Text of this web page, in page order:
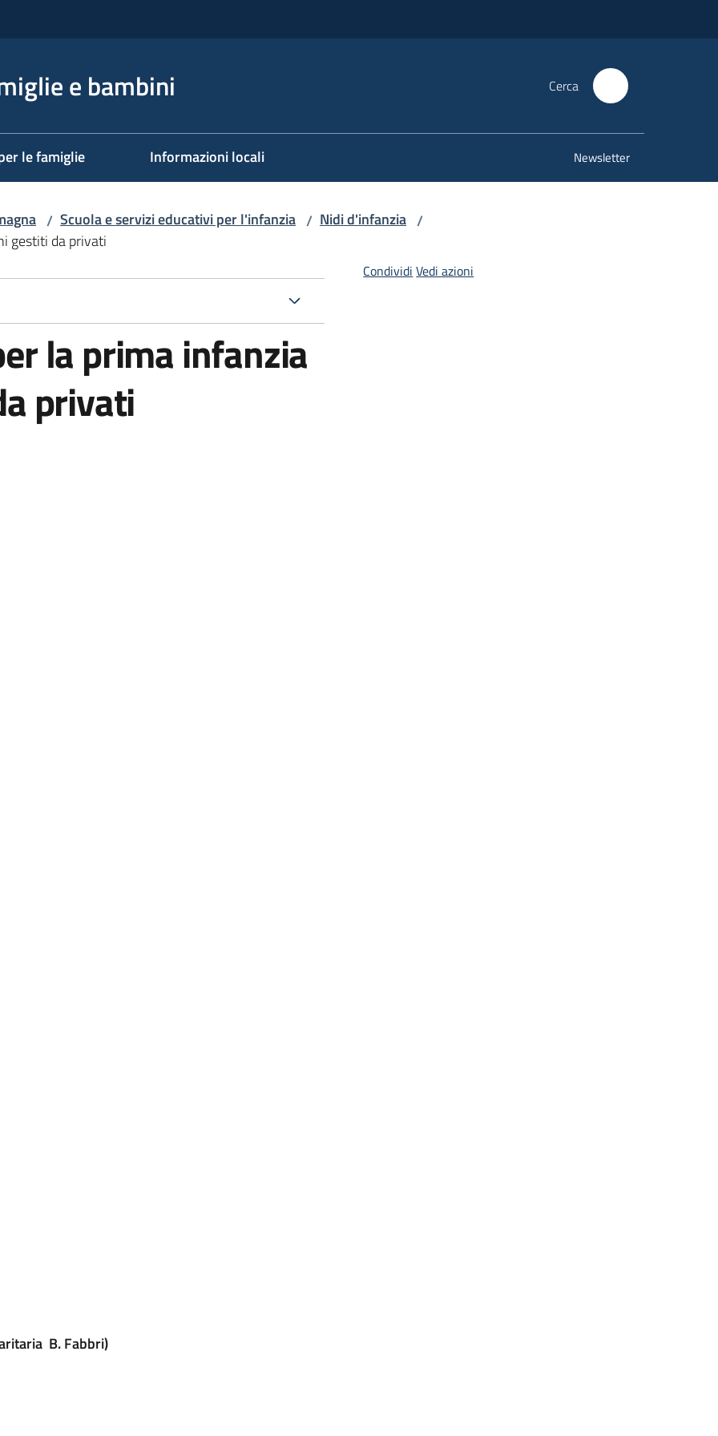
e bambini Cerca
le famiglie Informazioni locali Newsletter
/ Scuola e servizi educativi per l'infanzia / Nidi d'infanzia /
gestiti da privati
la prima infanzia
privati
Condividi Vedi azioni
B. Fabbri)